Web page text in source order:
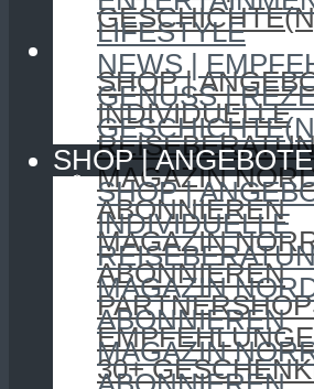
SHOP | ANGEBOTE
SHOP |
INDIVIDUELLE
MAGAZIN
ABONNIEREN
MAGAZIN
ABONNIEREN
30+
LIFESTYLE
NEWS |
GENUSS |
SHOP | ANGEBOTE
SHOP |
INDIVIDUELLE
MAGAZIN
ABONNIEREN
MAGAZIN